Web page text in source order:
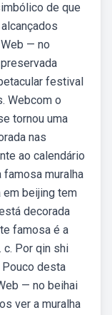
de que
— no
festival
Webcom o
tornou uma
nas
ao calendário
muralha
beijing tem
decorada
famosa é a
c. Por qin shi
Pouco desta
— no beihai
ver a muralha